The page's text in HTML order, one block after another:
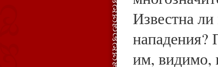
Известна
нападения?
им, видимо,